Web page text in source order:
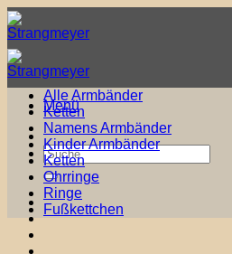
Zum
Inhalt
springen
Menü
Suche
nach:
Alle Armbänder
Ketten
Namens Armbänder
Kinder Armbänder
Ketten
Ohrringe
Ringe
Fußkettchen